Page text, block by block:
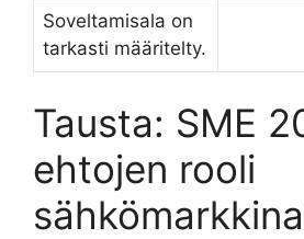
Soveltamisala on
tarkasti määritelty.
Tausta: SME
ehtojen rooli